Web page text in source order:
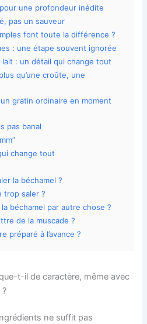
une profondeur inédite
pas un sauveur
font toute la différence ?
: une étape souvent ignorée
lait : un détail qui change tout
qu’une croûte, une
gratin ordinaire en moment
pas banal
change tout
la béchamel ?
trop saler ?
béchamel par autre chose ?
de la muscade ?
préparé à l’avance ?
t-il de caractère, même avec
ne suffit pas